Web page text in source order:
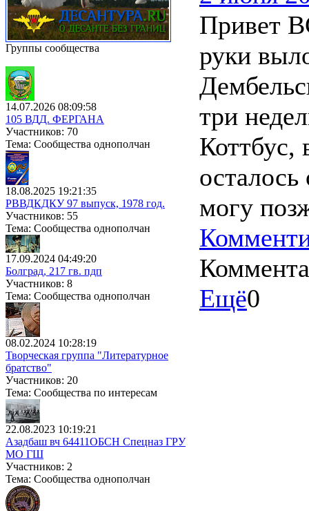
Группы сообщества
14.07.2026 08:09:58
105 ВДД. ФЕРГАНА
Участников: 70
Тема: Сообщества однополчан
18.08.2025 19:21:35
РВВДКДКУ 97 выпуск, 1978 год.
Участников: 55
Тема: Сообщества однополчан
17.09.2024 04:49:20
Болград, 217 гв. пдп
Участников: 8
Тема: Сообщества однополчан
08.02.2024 10:28:19
Творческая группа "Литературное
братство"
Участников: 20
Тема: Сообщества по интересам
22.08.2023 10:19:21
Азадбаш вч 64411ОБСН Спецназ ГРУ
МО ГШ
Участников: 2
Тема: Сообщества однополчан
Привет
руки
три
Коттбус,
могу
Ещё0